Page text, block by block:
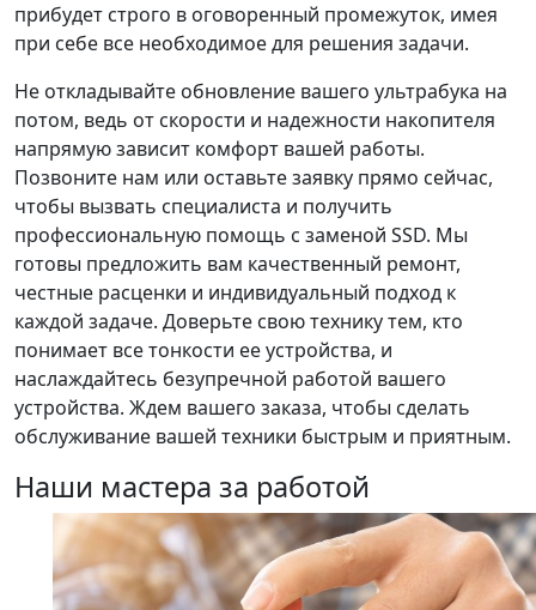
прибудет строго в оговоренный промежуток, имея
при себе все необходимое для решения задачи.
Не откладывайте обновление вашего ультрабука на
потом, ведь от скорости и надежности накопителя
напрямую зависит комфорт вашей работы.
Позвоните нам или оставьте заявку прямо сейчас,
чтобы вызвать специалиста и получить
профессиональную помощь с заменой SSD. Мы
готовы предложить вам качественный ремонт,
честные расценки и индивидуальный подход к
каждой задаче. Доверьте свою технику тем, кто
понимает все тонкости ее устройства, и
наслаждайтесь безупречной работой вашего
устройства. Ждем вашего заказа, чтобы сделать
обслуживание вашей техники быстрым и приятным.
Наши мастера за работой